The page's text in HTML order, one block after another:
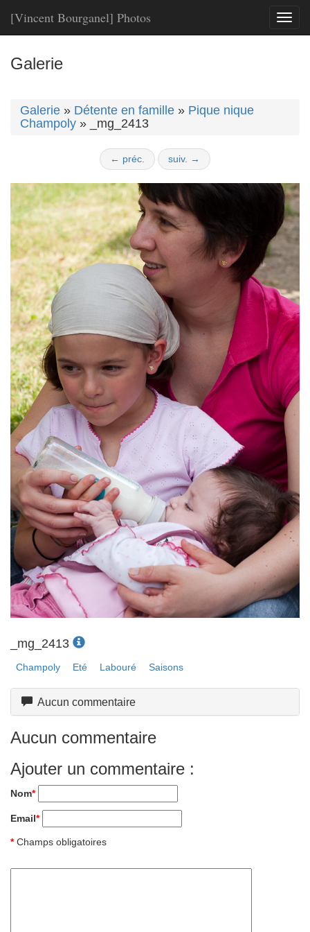
Toggle
[Vincent Bourganel] Photos
Galerie
Galerie » Détente en famille » Pique nique
Champoly » _mg_2413
← préc. suiv. →
_mg_2413
Champoly Eté Labouré Saisons
Aucun commentaire
Aucun commentaire
Ajouter un commentaire :
Nom*
Email*
*Champs obligatoires